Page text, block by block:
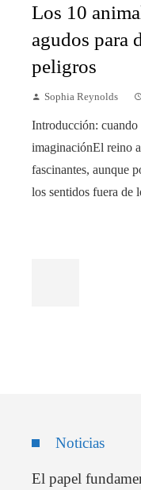
Los 10
agudos para
peligros
Sophia Reynolds
Introducción: cuando
imaginaciónEl reino
fascinantes, aunque
los sentidos fuera de
Noticias
El papel